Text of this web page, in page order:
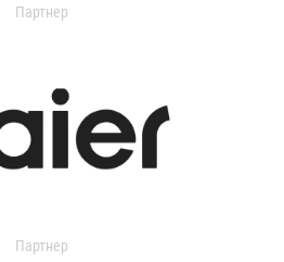
Партнер
Партнер